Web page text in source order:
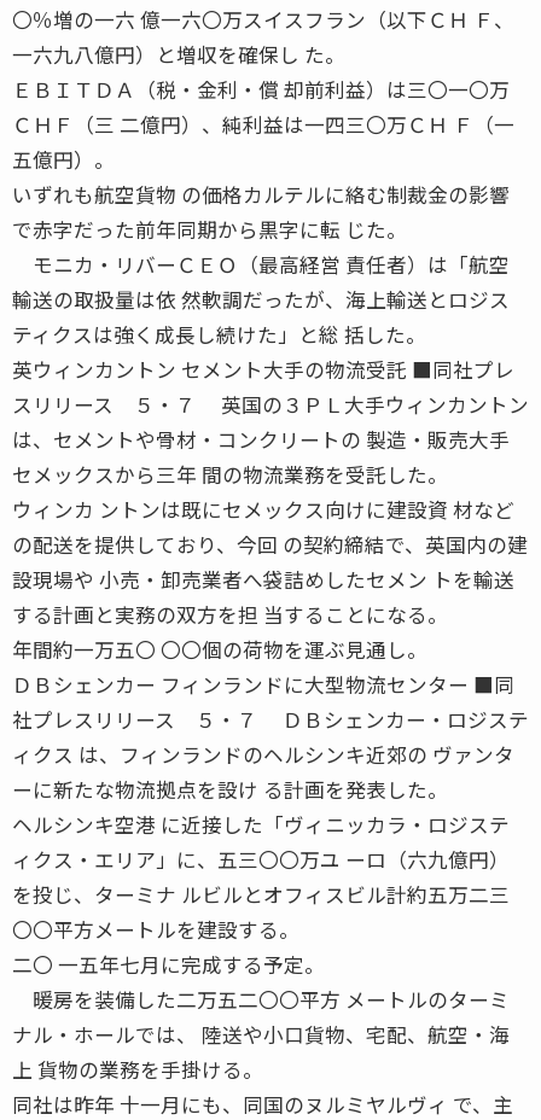
〇％増の一六 億一六〇万スイスフラン（以下ＣＨ Ｆ、
一六九八億円）と増収を確保し た。
ＥＢＩＴＤＡ（税・金利・償 却前利益）は三〇一〇万
ＣＨＦ（三 二億円）、純利益は一四三〇万ＣＨ Ｆ（一
五億円）。
いずれも航空貨物 の価格カルテルに絡む制裁金の影響
で赤字だった前年同期から黒字に転 じた。
モニカ・リバーＣＥＯ（最高経営 責任者）は「航空
輸送の取扱量は依 然軟調だったが、海上輸送とロジス
ティクスは強く成長し続けた」と総 括した。
英ウィンカントン セメント大手の物流受託 ■同社プレ
スリリース ５・７ 英国の３ＰＬ大手ウィンカントン
は、セメントや骨材・コンクリートの 製造・販売大手
セメックスから三年 間の物流業務を受託した。
ウィンカ ントンは既にセメックス向けに建設資 材など
の配送を提供しており、今回 の契約締結で、英国内の建
設現場や 小売・卸売業者へ袋詰めしたセメン トを輸送
する計画と実務の双方を担 当することになる。
年間約一万五〇 〇〇個の荷物を運ぶ見通し。
ＤＢシェンカー フィンランドに大型物流センター ■同
社プレスリリース ５・７ ＤＢシェンカー・ロジステ
ィクス は、フィンランドのヘルシンキ近郊の ヴァンタ
ーに新たな物流拠点を設け る計画を発表した。
ヘルシンキ空港 に近接した「ヴィニッカラ・ロジステ
ィクス・エリア」に、五三〇〇万ユ ーロ（六九億円）
を投じ、ターミナ ルビルとオフィスビル計約五万二三
〇〇平方メートルを建設する。
二〇 一五年七月に完成する予定。
暖房を装備した二万五二〇〇平方 メートルのターミ
ナル・ホールでは、 陸送や小口貨物、宅配、航空・海
上 貨物の業務を手掛ける。
同社は昨年 十一月にも、同国のヌルミヤルヴィ で、主